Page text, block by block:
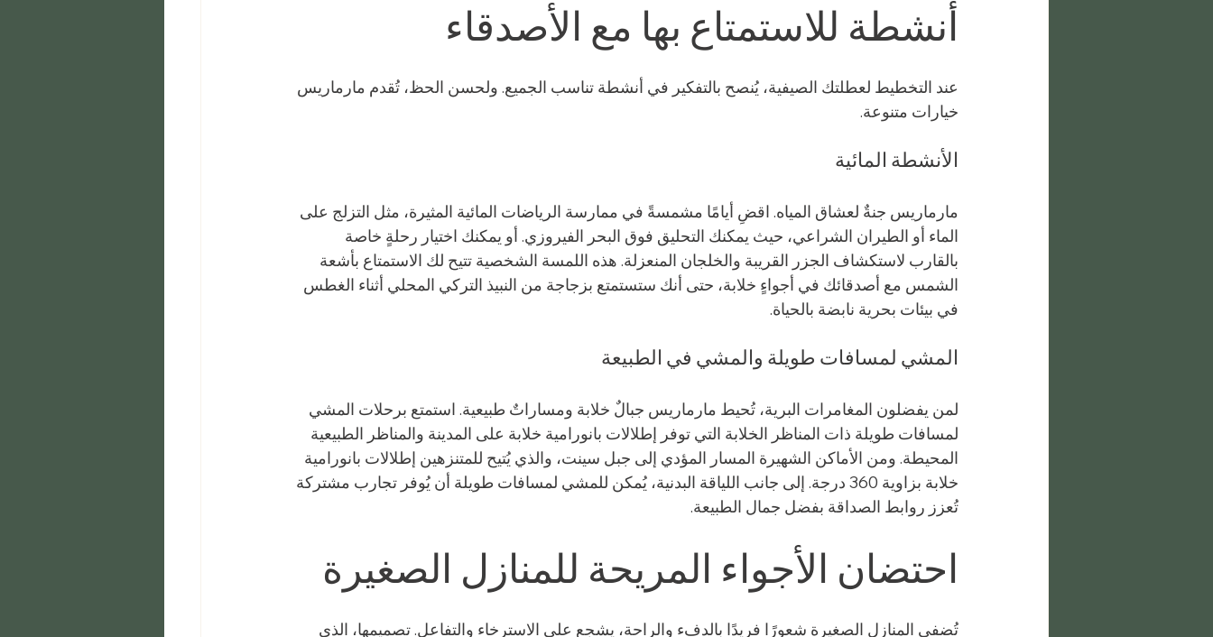
أنشطة للاستمتاع بها مع الأصدقاء
عند التخطيط لعطلتك الصيفية، يُنصح بالتفكير في أنشطة تناسب الجميع. ولحسن الحظ، تُقدم مارماريس
خيارات متنوعة.
الأنشطة المائية
مارماريس جنةٌ لعشاق المياه. اقضِ أيامًا مشمسةً في ممارسة الرياضات المائية المثيرة، مثل التزلج على
الماء أو الطيران الشراعي، حيث يمكنك التحليق فوق البحر الفيروزي. أو يمكنك اختيار رحلةٍ خاصة
بالقارب لاستكشاف الجزر القريبة والخلجان المنعزلة. هذه اللمسة الشخصية تتيح لك الاستمتاع بأشعة
الشمس مع أصدقائك في أجواءٍ خلابة، حتى أنك ستستمتع بزجاجة من النبيذ التركي المحلي أثناء الغطس
في بيئات بحرية نابضة بالحياة.
المشي لمسافات طويلة والمشي في الطبيعة
لمن يفضلون المغامرات البرية، تُحيط مارماريس جبالٌ خلابة ومساراتٌ طبيعية. استمتع برحلات المشي
لمسافات طويلة ذات المناظر الخلابة التي توفر إطلالات بانورامية خلابة على المدينة والمناظر الطبيعية
المحيطة. ومن الأماكن الشهيرة المسار المؤدي إلى جبل سينت، والذي يُتيح للمتنزهين إطلالات بانورامية
خلابة بزاوية 360 درجة. إلى جانب اللياقة البدنية، يُمكن للمشي لمسافات طويلة أن يُوفر تجارب مشتركة
تُعزز روابط الصداقة بفضل جمال الطبيعة.
احتضان الأجواء المريحة للمنازل الصغيرة
تُضفي المنازل الصغيرة شعورًا فريدًا بالدفء والراحة، يشجع على الاسترخاء والتفاعل. تصميمها، الذي